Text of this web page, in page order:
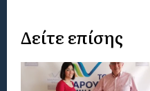
Δείτε επίσης